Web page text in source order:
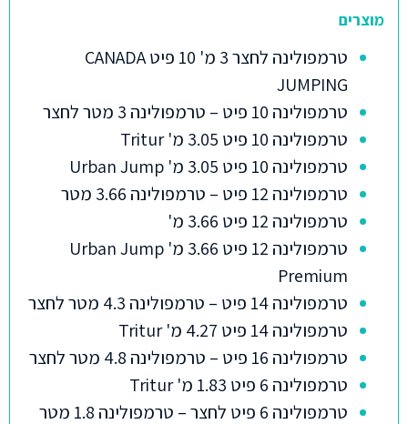
מוצרים
טרמפולינה לחצר 3 מ' 10 פיט CANADA
JUMPING
טרמפולינה 10 פיט – טרמפולינה 3 מטר לחצר
טרמפולינה 10 פיט 3.05 מ' Tritur
טרמפולינה 10 פיט 3.05 מ' Urban Jump
טרמפולינה 12 פיט – טרמפולינה 3.66 מטר
טרמפולינה 12 פיט 3.66 מ'
טרמפולינה 12 פיט 3.66 מ' Urban Jump
Premium
טרמפולינה 14 פיט – טרמפולינה 4.3 מטר לחצר
טרמפולינה 14 פיט 4.27 מ' Tritur
טרמפולינה 16 פיט – טרמפולינה 4.8 מטר לחצר
טרמפולינה 6 פיט 1.83 מ' Tritur
טרמפולינה 6 פיט לחצר – טרמפולינה 1.8 מטר